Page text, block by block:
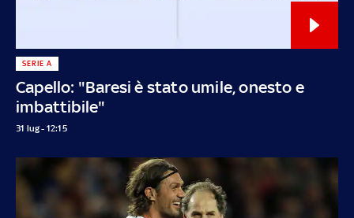
Capello: "Baresi è stato umile, onesto e
imbattibile"
SERIE A
31 lug - 12:15